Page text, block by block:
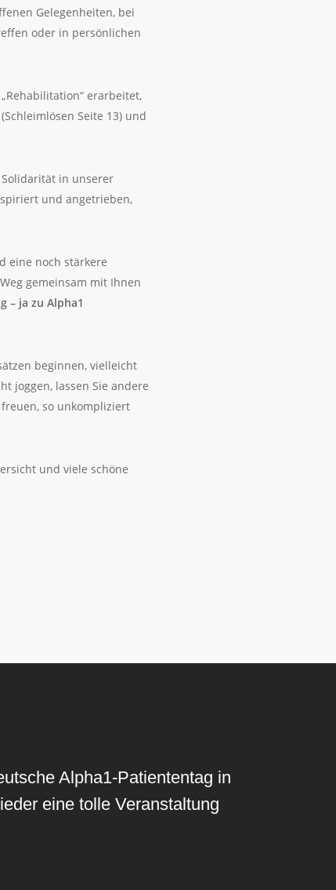
Gelegenheiten, bei
oder in persönlichen
erarbeitet,
Seite 13) und
in unserer
und angetrieben,
eine noch stärkere
gemeinsam mit Ihnen
– ja zu Alpha1
beginnen, vielleicht
joggen, lassen Sie andere
so unkompliziert
und viele schöne
Alpha1-Patiententag in
eine tolle Veranstaltung